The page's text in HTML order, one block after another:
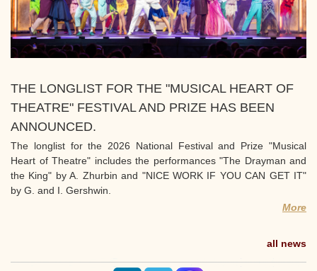
THE LONGLIST FOR THE "MUSICAL HEART OF
THEATRE" FESTIVAL AND PRIZE HAS BEEN
ANNOUNCED.
The longlist for the 2026 National Festival and Prize "Musical
Heart of Theatre" includes the performances "The Drayman and
the King" by A. Zhurbin and "NICE WORK IF YOU CAN GET IT"
by G. and I. Gershwin.
More
all news